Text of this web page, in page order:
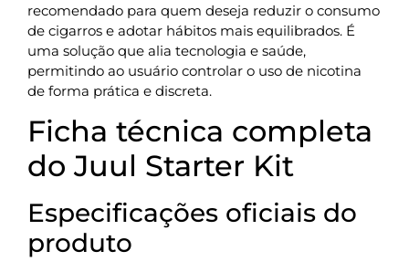
recomendado para quem deseja reduzir o consumo
de cigarros e adotar hábitos mais equilibrados. É
uma solução que alia tecnologia e saúde,
permitindo ao usuário controlar o uso de nicotina
de forma prática e discreta.
Ficha técnica completa
do Juul Starter Kit
Especificações oficiais do
produto